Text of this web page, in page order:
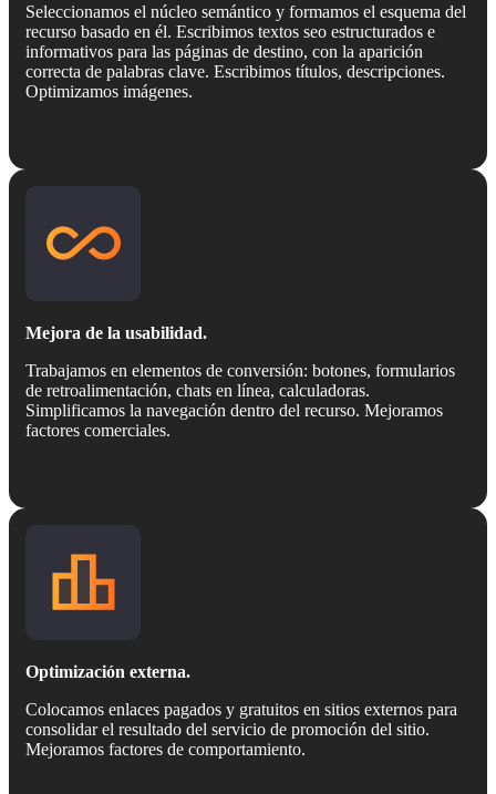
Seleccionamos el núcleo semántico y formamos el esquema del
recurso basado en él. Escribimos textos seo estructurados e
informativos para las páginas de destino, con la aparición
correcta de palabras clave. Escribimos títulos, descripciones.
Optimizamos imágenes.
Mejora de la usabilidad.
Trabajamos en elementos de conversión: botones, formularios
de retroalimentación, chats en línea, calculadoras.
Simplificamos la navegación dentro del recurso. Mejoramos
factores comerciales.
Optimización externa.
Colocamos enlaces pagados y gratuitos en sitios externos para
consolidar el resultado del servicio de promoción del sitio.
Mejoramos factores de comportamiento.